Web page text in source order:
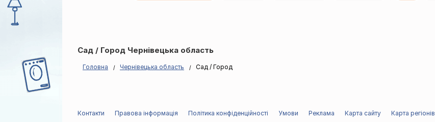
Сад / Город Чернівецька область
Головна Чернівецька область Сад / Город
Контакти Правова інформація Політика конфіденційності Умови Реклама Карта сайту Карта регіонів